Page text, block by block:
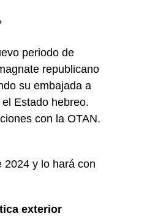
periodo de
republicano
su embajada a
Estado hebreo.
con la OTAN.
2024 y lo hará con
exterior